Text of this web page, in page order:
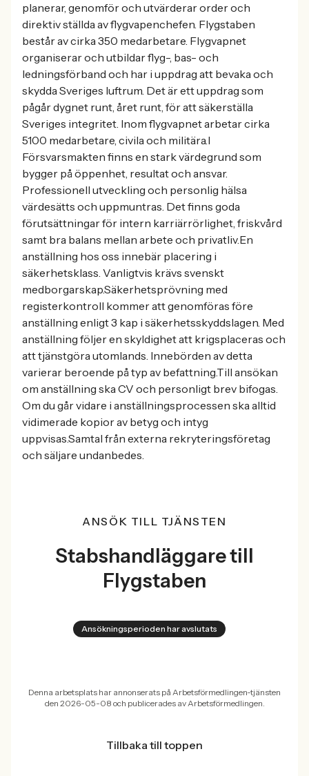
planerar, genomför och utvärderar order och
direktiv ställda av flygvapenchefen. Flygstaben
består av cirka 350 medarbetare. Flygvapnet
organiserar och utbildar flyg-, bas- och
ledningsförband och har i uppdrag att bevaka och
skydda Sveriges luftrum. Det är ett uppdrag som
pågår dygnet runt, året runt, för att säkerställa
Sveriges integritet. Inom flygvapnet arbetar cirka
5100 medarbetare, civila och militära.I
Försvarsmakten finns en stark värdegrund som
bygger på öppenhet, resultat och ansvar.
Professionell utveckling och personlig hälsa
värdesätts och uppmuntras. Det finns goda
förutsättningar för intern karriärrörlighet, friskvård
samt bra balans mellan arbete och privatliv.En
anställning hos oss innebär placering i
säkerhetsklass. Vanligtvis krävs svenskt
medborgarskap.Säkerhetsprövning med
registerkontroll kommer att genomföras före
anställning enligt 3 kap i säkerhetsskyddslagen. Med
anställning följer en skyldighet att krigsplaceras och
att tjänstgöra utomlands. Innebörden av detta
varierar beroende på typ av befattning.Till ansökan
om anställning ska CV och personligt brev bifogas.
Om du går vidare i anställningsprocessen ska alltid
vidimerade kopior av betyg och intyg
uppvisas.Samtal från externa rekryteringsföretag
och säljare undanbedes.
ANSÖK TILL TJÄNSTEN
Stabshandläggare till
Flygstaben
Ansökningsperioden har avslutats
Denna arbetsplats har annonserats på Arbetsförmedlingen-tjänsten
den 2026-05-08 och publicerades av Arbetsförmedlingen.
Tillbaka till toppen